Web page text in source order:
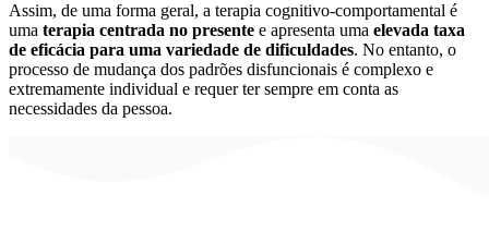
Assim, de uma forma geral, a terapia cognitivo-comportamental é
uma terapia centrada no presente e apresenta uma elevada taxa
de eficácia para uma variedade de dificuldades. No entanto, o
processo de mudança dos padrões disfuncionais é complexo e
extremamente individual e requer ter sempre em conta as
necessidades da pessoa.